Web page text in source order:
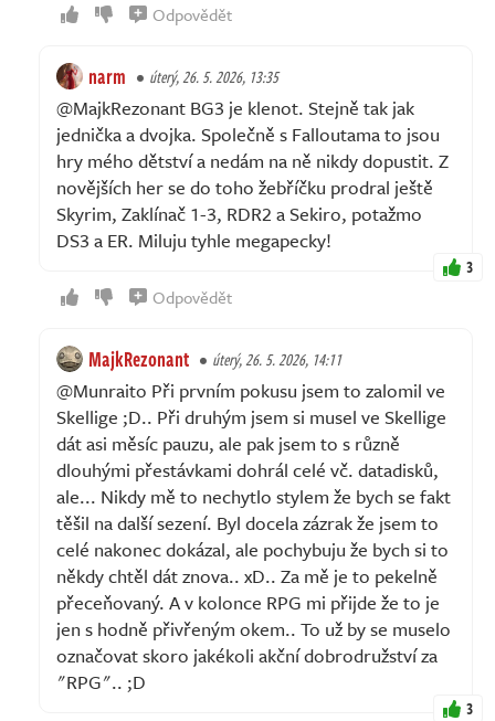
Odpovědět
narm úterý, 26. 5. 2026, 13:35
@MajkRezonant BG3 je klenot. Stejně tak jak
jednička a dvojka. Společně s Falloutama to jsou
hry mého dětství a nedám na ně nikdy dopustit. Z
novějších her se do toho žebříčku prodral ještě
Skyrim, Zaklínač 1-3, RDR2 a Sekiro, potažmo
DS3 a ER. Miluju tyhle megapecky!
3
Odpovědět
MajkRezonant úterý, 26. 5. 2026, 14:11
@Munraito Při prvním pokusu jsem to zalomil ve
Skellige ;D.. Při druhým jsem si musel ve Skellige
dát asi měsíc pauzu, ale pak jsem to s různě
dlouhými přestávkami dohrál celé vč. datadisků,
ale... Nikdy mě to nechytlo stylem že bych se fakt
těšil na další sezení. Byl docela zázrak že jsem to
celé nakonec dokázal, ale pochybuju že bych si to
někdy chtěl dát znova.. xD.. Za mě je to pekelně
přeceňovaný. A v kolonce RPG mi přijde že to je
jen s hodně přivřeným okem.. To už by se muselo
označovat skoro jakékoli akční dobrodružství za
"RPG".. ;D
3